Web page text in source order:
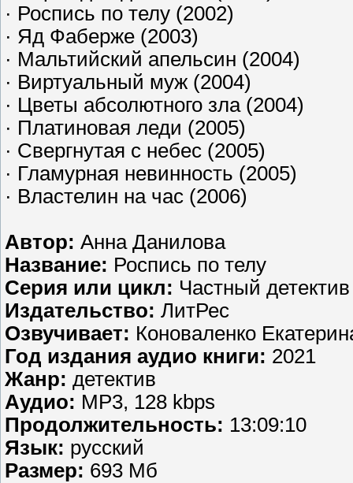
· Роспись по телу (2002)
· Яд Фаберже (2003)
· Мальтийский апельсин (2004)
· Виртуальный муж (2004)
· Цветы абсолютного зла (2004)
· Платиновая леди (2005)
· Свергнутая с небес (2005)
· Гламурная невинность (2005)
· Властелин на час (2006)
Автор: Анна Данилова
Название: Роспись по телу
Серия или цикл: Частный
Издательство: ЛитРес
Озвучивает: Коноваленко
Год издания аудио книги: 2021
Жанр: детектив
Аудио: MP3, 128 kbps
Продолжительность: 13:09:10
Язык: русский
Размер: 693 Мб